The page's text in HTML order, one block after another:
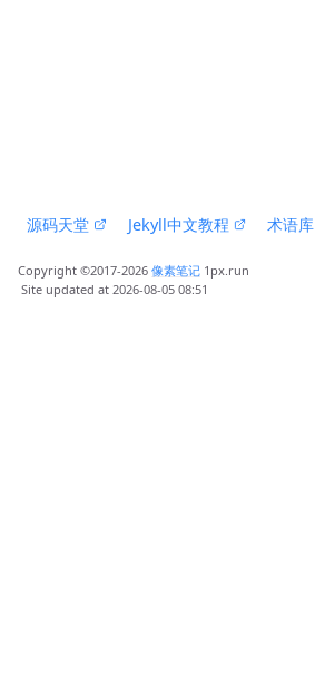
源码天堂 Jekyll中文教程 术语库
Copyright ©2017-2026 像素笔记 1px.run
Site updated at 2026-08-05 08:51